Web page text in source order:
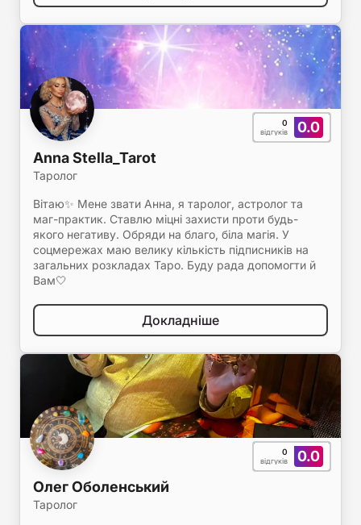
0.0
0
відгуків
Anna Stella_Tarot
Таролог
Вітаю✨ Мене звати Анна, я таролог, астролог та
маг-практик. Ставлю міцні захисти проти будь-
якого негативу. Обряди на благо, біла магія. У
соцмережах маю велику кількість підписників на
загальних розкладах Таро. Буду рада допомогти й
Вам🤍
Докладніше
0.0
0
відгуків
Олег Оболенський
Таролог